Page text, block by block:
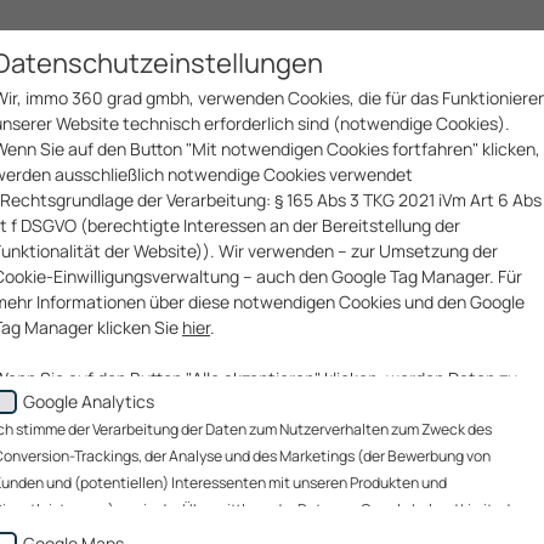
Bau­services
immo 360 grad gmbh, verwenden Cookies, die für das
Website technisch erforderlich sind (notwendige Cookies).
Sie auf den Button "Mit notwendigen Cookies fortfahren" klicken,
ausschließlich notwendige Cookies verwendet
der Verarbeitung: § 165 Abs 3 TKG 2021 iVm Art 6 Abs
f DSGVO (berechtigte Interessen an der Bereitstellung der
der Website)). Wir verwenden – zur Umsetzung der
Einwilligungsverwaltung – auch den Google Tag Manager. Für
Informationen über diese notwendigen Cookies und den Google
Manager klicken Sie hier.
Sie auf den Button "Alle akzeptieren" klicken, werden Daten zu
Nutzerverhalten zum Zweck des Conversion-Trackings (über
Website gelangen unsere Website-Besucher zu uns?), der
unserer Website-Besucher und des Website-
sowie des Marketings (Bewerbung von Kunden
Interessenten mit unseren Produkten und
Cookies“) sowie, wenn Sie sich auf einer
Google Analytics
stimme der Verarbeitung der Daten zum Nutzerverhalten zum Zweck des
Trackings, der Analyse und des Marketings (der Bewerbung von
und (potentiellen) Interessenten mit unseren Produkten und
sowie der Übermittlung der Daten an Google Ireland Limited, an
LLC (USA) sowie an immo 360 grad gmbh zu diesen Zwecken zu. Die